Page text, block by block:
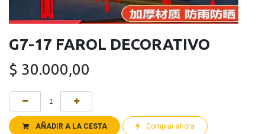
G7-17 FAROL DECORATIVO
$ 30.000,00
AÑADIR A LA CESTA Comprar ahora